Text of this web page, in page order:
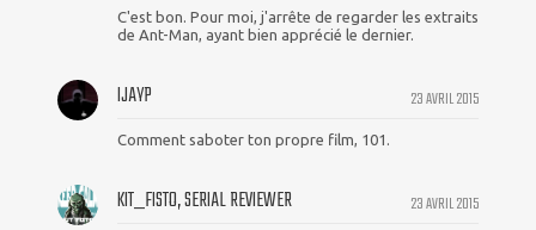
C'est bon. Pour moi, j'arrête de regarder les extraits
de Ant-Man, ayant bien apprécié le dernier.
23 AVRIL 2015
IJAYP
Comment saboter ton propre film, 101.
23 AVRIL 2015
KIT_FISTO, SERIAL REVIEWER